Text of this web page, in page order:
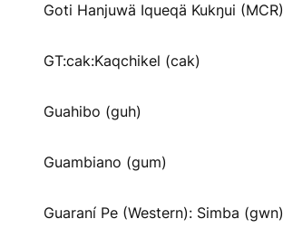
Goti Hanjuwä Iqueqä Kukŋui (MCR)
GT:cak:Kaqchikel (cak)
Guahibo (guh)
Guambiano (gum)
Guaraní Pe (Western): Simba (gwn)